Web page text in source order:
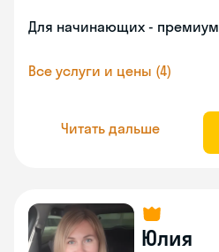
Для начинающих - премиум
Все услуги и цены (4)
Читать дальше
Юлия